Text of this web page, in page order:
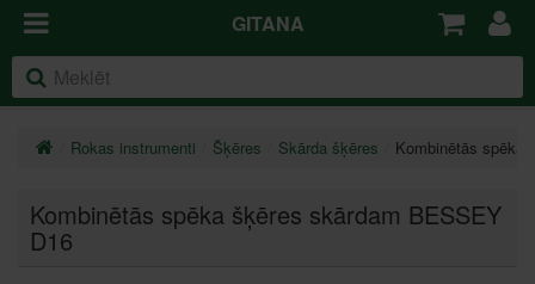
GITANA
Rokas instrumenti Šķēres Skārda šķēres Kombinētās spēka
Kombinētās spēka šķēres skārdam BESSEY
D16